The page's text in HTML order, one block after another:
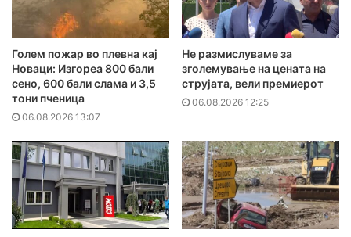
Голем пожар во плевна кај
Новаци: Изгореа 800 бали
сено, 600 бали слама и 3,5
тони пченица
06.08.2026 13:07
Не размислуваме за
зголемување на цената на
струјата, вели премиерот
06.08.2026 12:25